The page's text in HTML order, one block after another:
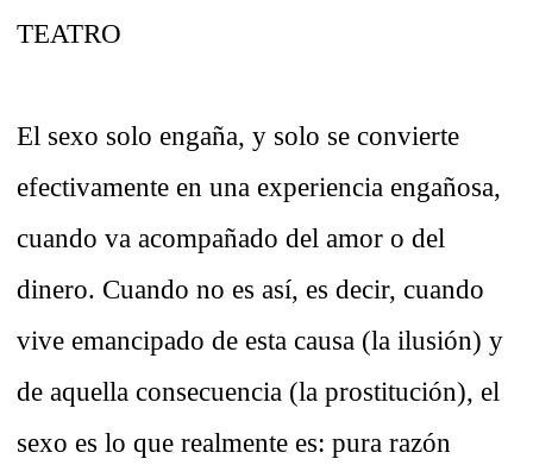
TEATRO
El sexo solo engaña, y solo se convierte
efectivamente en una experiencia engañosa,
cuando va acompañado del amor o del
dinero. Cuando no es así, es decir, cuando
vive emancipado de esta causa (la ilusión) y
de aquella consecuencia (la prostitución), el
sexo es lo que realmente es: pura razón